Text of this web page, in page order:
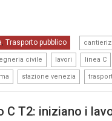
,Trasporto pubblico
civile lavori linea C
stazione venezia
C T2: iniziano i